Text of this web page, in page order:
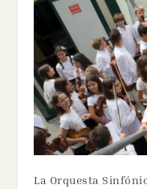
La Orquesta